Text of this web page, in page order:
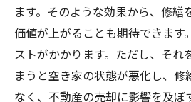
ます。そのような効果から、修繕
価値が上がることも期待できます
ストがかかります。ただし、それ
まうと空き家の状態が悪化し、
なく、不動産の売却に影響を及ぼ